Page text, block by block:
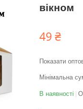
вікном
49 ₴
Показати
Мінімальна
В наявності